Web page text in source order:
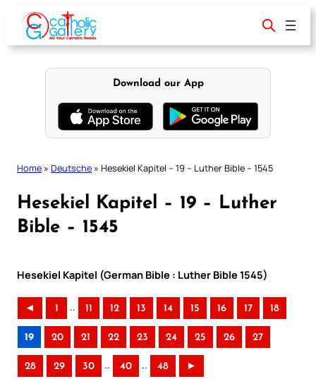
content
Download our App
Home » Deutsche » Hesekiel Kapitel – 19 – Luther Bible – 1545
Hesekiel Kapitel – 19 – Luther
Bible – 1545
Hesekiel Kapitel (German Bible : Luther Bible 1545)
◄ 1 .. 11 12 13 14 15 16 17 18
19 20 21 22 23 24 25 26 27
28 29 30 .. 40 .. 48 ►